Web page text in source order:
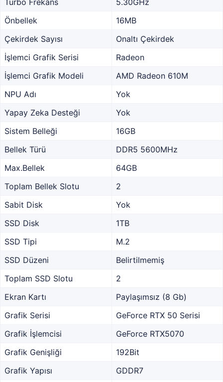
Turbo Frekans
5.30GHz
Önbellek
16MB
Çekirdek Sayısı
Onaltı Çekirdek
İşlemci Grafik Serisi
Radeon
İşlemci Grafik Modeli
AMD Radeon 610M
NPU Adı
Yok
Yapay Zeka Desteği
Yok
Sistem Belleği
16GB
Bellek Türü
DDR5 5600MHz
Max.Bellek
64GB
Toplam Bellek Slotu
2
Sabit Disk
Yok
SSD Disk
1TB
SSD Tipi
M.2
SSD Düzeni
Belirtilmemiş
Toplam SSD Slotu
2
Ekran Kartı
Paylaşımsız (8 Gb)
Grafik Serisi
GeForce RTX 50 Serisi
Grafik İşlemcisi
GeForce RTX5070
Grafik Genişliği
192Bit
Grafik Yapısı
GDDR7